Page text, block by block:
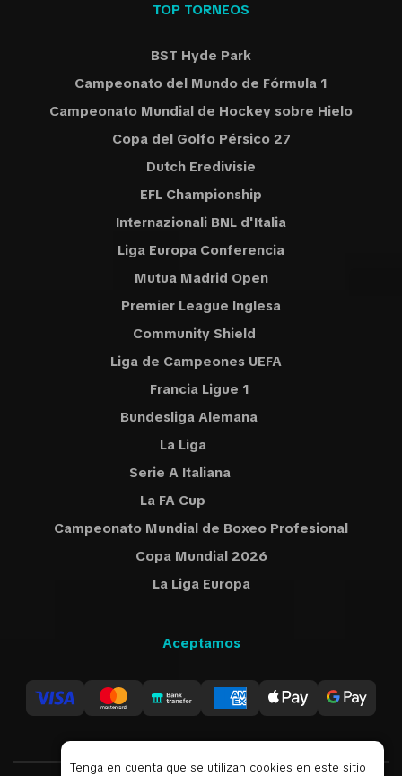
TOP TORNEOS
BST Hyde Park
Campeonato del Mundo de Fórmula 1
Campeonato Mundial de Hockey sobre Hielo
Copa del Golfo Pérsico 27
Dutch Eredivisie
EFL Championship
Internazionali BNL d'Italia
Liga Europa Conferencia
Mutua Madrid Open
Premier League Inglesa
Community Shield
Liga de Campeones UEFA
Francia Ligue 1
Bundesliga Alemana
La Liga
Serie A Italiana
La FA Cup
Campeonato Mundial de Boxeo Profesional
Copa Mundial 2026
La Liga Europa
Aceptamos
Tenga en cuenta que se utilizan cookies en este sitio